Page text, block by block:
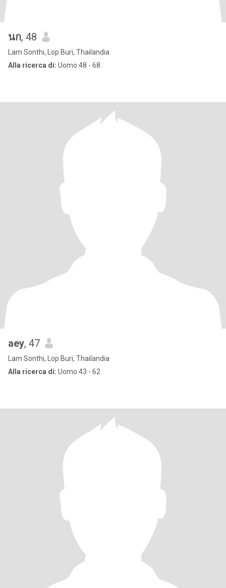
นก, 48
Lam Sonthi, Lop Buri, Thailandia
Alla ricerca di: Uomo 48 - 68
aey, 47
Lam Sonthi, Lop Buri, Thailandia
Alla ricerca di: Uomo 43 - 62